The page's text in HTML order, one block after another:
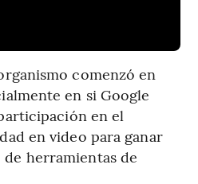
comenzó en
en si Google
en el
en video para ganar
herramientas de